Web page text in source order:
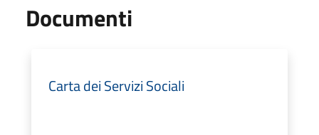
Documenti
Carta dei Servizi Sociali